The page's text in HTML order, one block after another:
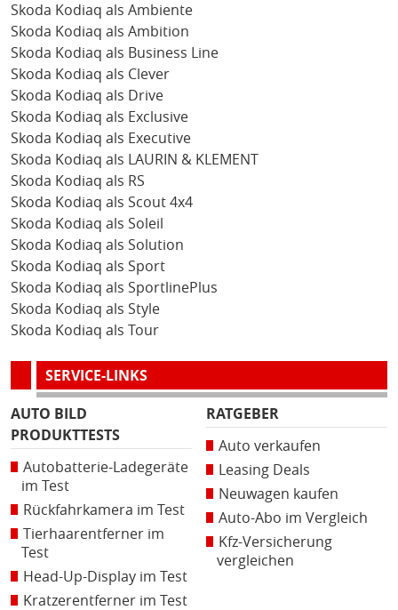
Skoda Kodiaq als Ambiente
Skoda Kodiaq als Ambition
Skoda Kodiaq als Business Line
Skoda Kodiaq als Clever
Skoda Kodiaq als Drive
Skoda Kodiaq als Exclusive
Skoda Kodiaq als Executive
Skoda Kodiaq als LAURIN & KLEMENT
Skoda Kodiaq als RS
Skoda Kodiaq als Scout 4x4
Skoda Kodiaq als Soleil
Skoda Kodiaq als Solution
Skoda Kodiaq als Sport
Skoda Kodiaq als SportlinePlus
Skoda Kodiaq als Style
Skoda Kodiaq als Tour
SERVICE-LINKS
AUTO BILD
PRODUKTTESTS
Autobatterie-Ladegeräte
im Test
Rückfahrkamera im Test
Tierhaarentferner im
Test
Head-Up-Display im Test
Kratzerentferner im Test
RATGEBER
Auto verkaufen
Leasing Deals
Neuwagen kaufen
Auto-Abo im Vergleich
Kfz-Versicherung
vergleichen